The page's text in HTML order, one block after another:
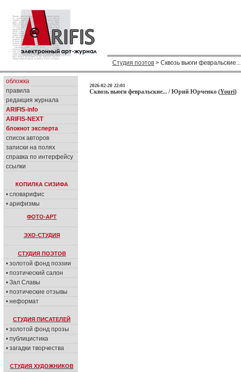
Студия поэтов > Сквозь вьюги февральские...
обложка
правила
редакция журнала
ARIFIS-info
ARIFIS-NEXT
блокнот эксперта
список авторов
записки на полях
справка по интерфейсу
ссылки
КОПИЛКА СИЗИФА
• словарифис
• арифизмы
ФОТО-АРТ
ЭХО-СТУДИЯ
СТУДИЯ ПОЭТОВ
• золотой фонд поэзии
• поэтический салон
• Зал Славы
• поэтические отзывы
• неформат
СТУДИЯ ПИСАТЕЛЕЙ
• золотой фонд прозы
• публицистика
• загадки творчества
СТУДИЯ ХУДОЖНИКОВ
2026-02-20 22:01
Сквозь вьюги февральские... / Юрий Юрченко (Youri)